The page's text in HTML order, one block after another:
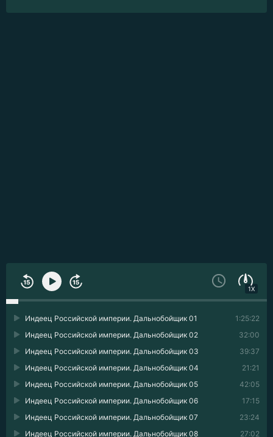
1X
1:25:22
Индеец Российской империи. Дальнобойщик 01
32:00
Индеец Российской империи. Дальнобойщик 02
39:37
Индеец Российской империи. Дальнобойщик 03
21:21
Индеец Российской империи. Дальнобойщик 04
42:05
Индеец Российской империи. Дальнобойщик 05
17:15
Индеец Российской империи. Дальнобойщик 06
23:24
Индеец Российской империи. Дальнобойщик 07
27:02
Индеец Российской империи. Дальнобойщик 08